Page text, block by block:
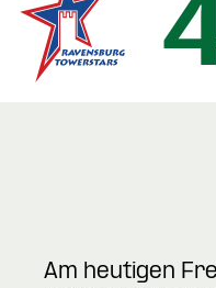
Am heutigen